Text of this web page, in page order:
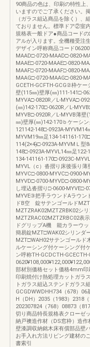
90商品の色は、印刷の特性上
いますのでご了承ください。
（ガラス組込商品を除く）、
ておりません。標準ドア②室
規格表一般ドア●商品コード
アルが入ります。全機種受注
デザイン呼称商品コード
MAAD□-0720-MAAD□-0820-
MAAE□-0720-MAAE□-0820-
MAAF□-0720-MAAF□-0820-
MAAG□-0720-MAAG□-0820-
GCETH-GCFTH-GCG②枠ケ
壁(115㎜)壁厚(㎜)111-141□-
MYVA□-0820R／L-MYVA□-
(㎜)142-170□-0620R／L-
MYVB□-0920R／L-MYVB薄壁
㎜)壁厚(㎜)142-170ｂケーシ
121142-148□-0923A-MYVM14
MYVM19㎜足134-141161-
114(2×4)̶̶□-0923A-MYVMＬ型
148□-0923A-MYVL14㎜足122-
134-141161-170□-0923C-
MYVL（c）沓摺り床後張り薄
MYVC□-0800-MYVC□-0900-
MYVD□-0700-MYVD□-0800-
し埋込沓摺り□-0600-MYVE□-
MYVE③把手ラウンドAラウ
ドB空 錠サテンゴールド
MZTZRAK02MZTZRBK02シ
MZTZRAC02MZTZRBC02表
ドグリップA機 能カラーウ
簡易錠MZT□WAK02シリンダ
MZT□WAH02サテンゴールド
ルケーシング付ケーシング付
ン呼称TH-GCDCTH-
部材別価格セット価格4mm
印刷焼付け熱処理カットガラ
トガラス組込ステンドガラス
GCGDWWDHH734（678）
H（DH）2035（1983）2318
202307824（768）08873（
切り商品特長規格表クローゼ
納戸襖造作材（DS窓枠）造
壁漆調収納銘木床有償部品壁
お手入れ方法リビング建材の
書索引